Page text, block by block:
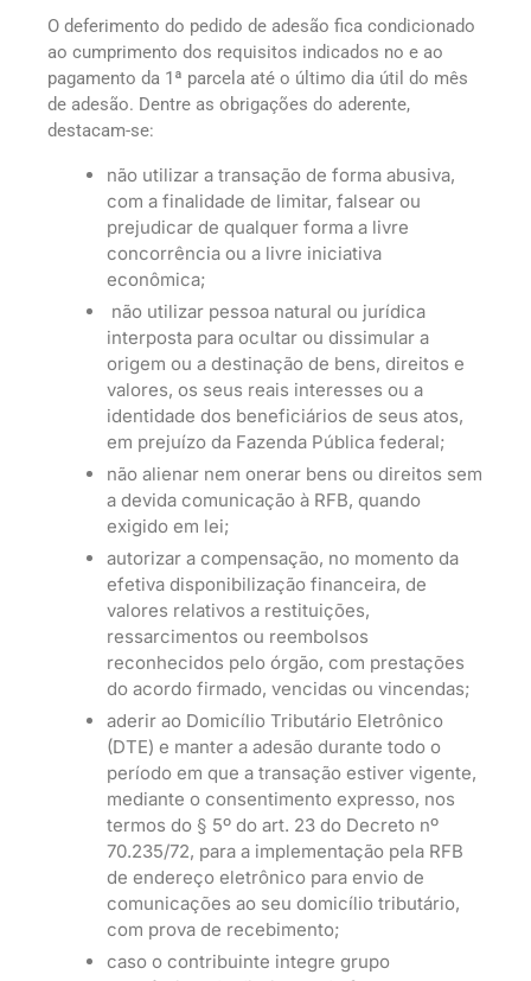
O deferimento do pedido de adesão fica condicionado
ao cumprimento dos requisitos indicados no e ao
pagamento da 1ª parcela até o último dia útil do mês
de adesão. Dentre as obrigações do aderente,
destacam-se:
não utilizar a transação de forma abusiva,
com a finalidade de limitar, falsear ou
prejudicar de qualquer forma a livre
concorrência ou a livre iniciativa
econômica;
não utilizar pessoa natural ou jurídica
interposta para ocultar ou dissimular a
origem ou a destinação de bens, direitos e
valores, os seus reais interesses ou a
identidade dos beneficiários de seus atos,
em prejuízo da Fazenda Pública federal;
não alienar nem onerar bens ou direitos sem
a devida comunicação à RFB, quando
exigido em lei;
autorizar a compensação, no momento da
efetiva disponibilização financeira, de
valores relativos a restituições,
ressarcimentos ou reembolsos
reconhecidos pelo órgão, com prestações
do acordo firmado, vencidas ou vincendas;
aderir ao Domicílio Tributário Eletrônico
(DTE) e manter a adesão durante todo o
período em que a transação estiver vigente,
mediante o consentimento expresso, nos
termos do § 5º do art. 23 do Decreto nº
70.235/72, para a implementação pela RFB
de endereço eletrônico para envio de
comunicações ao seu domicílio tributário,
com prova de recebimento;
caso o contribuinte integre grupo